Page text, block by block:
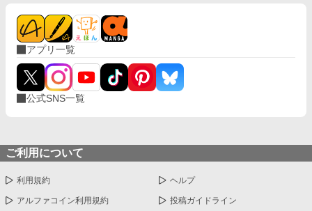
アプリ一覧
公式SNS一覧
ご利用について
利用規約 ヘルプ
アルファコイン利用規約 投稿ガイドライン